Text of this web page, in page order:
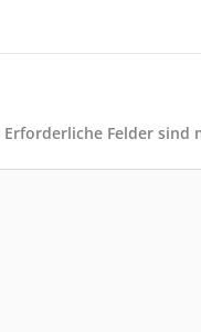
Erforderliche Felder sind